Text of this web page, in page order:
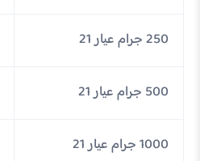
250 جرام عيار 21
500 جرام عيار 21
1000 جرام عيار 21